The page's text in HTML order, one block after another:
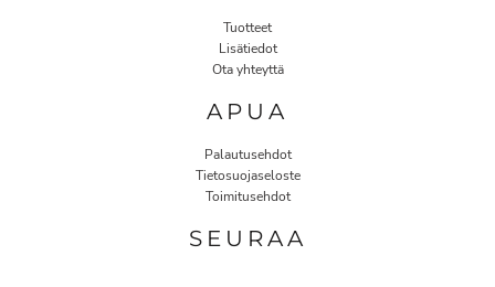
Tuotteet
Lisätiedot
Ota yhteyttä
APUA
Palautusehdot
Tietosuojaseloste
Toimitusehdot
SEURAA